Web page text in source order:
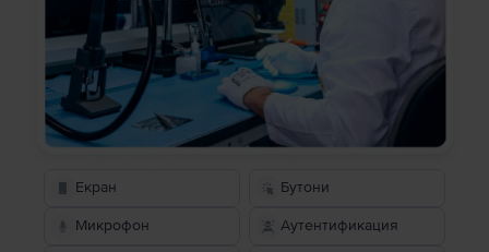
Екран Бутони
Микрофон Аутентификация